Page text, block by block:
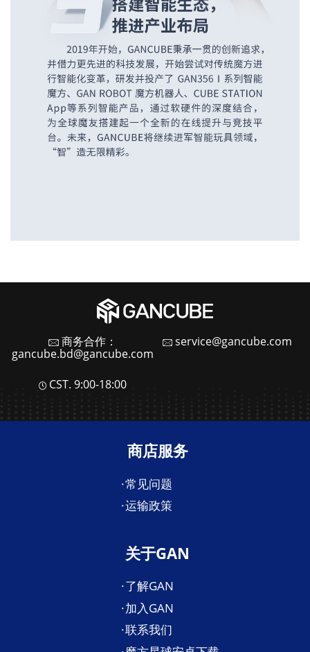
商务合作：
gancube.bd@gancube.com
service@gancube.com
CST. 9:00-18:00
商店服务
常见问题
运输政策
关于GAN
了解GAN
加入GAN
联系我们